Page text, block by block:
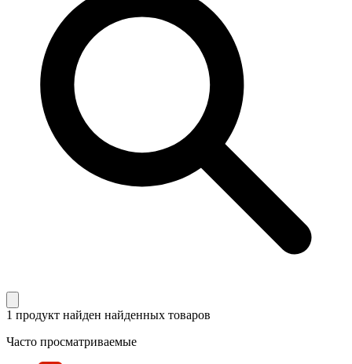
1 продукт найден найденных товаров
Часто просматриваемые